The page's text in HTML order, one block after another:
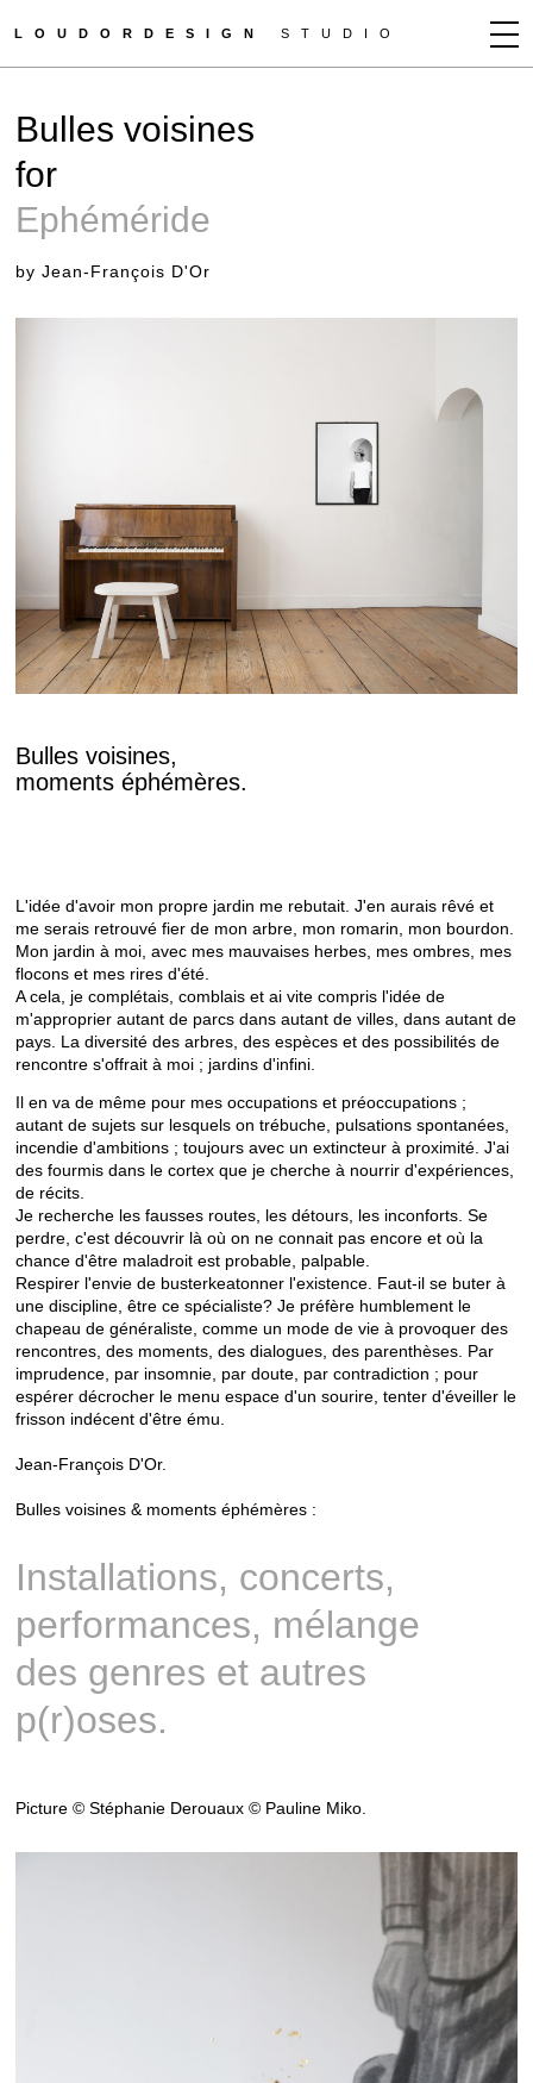
LOUDORDESIGN STUDIO
NEWS
WORKS
CLIENTS
CONTACT
Bulles voisines
for
Ephéméride
by Jean-François D'Or
Bulles voisines,
moments éphémères.
L'idée d'avoir mon propre jardin me rebutait. J'en aurais rêvé et
me serais retrouvé fier de mon arbre, mon romarin, mon bourdon.
Mon jardin à moi, avec mes mauvaises herbes, mes ombres, mes
flocons et mes rires d'été.
A cela, je complétais, comblais et ai vite compris l'idée de
m'approprier autant de parcs dans autant de villes, dans autant de
pays. La diversité des arbres, des espèces et des possibilités de
rencontre s'offrait à moi ; jardins d'infini.
Il en va de même pour mes occupations et préoccupations ;
autant de sujets sur lesquels on trébuche, pulsations spontanées,
incendie d'ambitions ; toujours avec un extincteur à proximité. J'ai
des fourmis dans le cortex que je cherche à nourrir d'expériences,
de récits.
Je recherche les fausses routes, les détours, les inconforts. Se
perdre, c'est découvrir là où on ne connait pas encore et où la
chance d'être maladroit est probable, palpable.
Respirer l'envie de busterkeatonner l'existence. Faut-il se buter à
une discipline, être ce spécialiste? Je préfère humblement le
chapeau de généraliste, comme un mode de vie à provoquer des
rencontres, des moments, des dialogues, des parenthèses. Par
imprudence, par insomnie, par doute, par contradiction ; pour
espérer décrocher le menu espace d'un sourire, tenter d'éveiller le
frisson indécent d'être ému.
Jean-François D'Or.
Bulles voisines & moments éphémères :
Installations, concerts,
performances, mélange
des genres et autres
p(r)oses.
Picture © Stéphanie Derouaux © Pauline Miko.